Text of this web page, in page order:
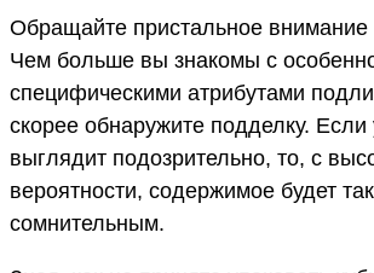
Обращайте пристальное внимание
Чем больше вы знакомы с
специфическими атрибутами
скорее обнаружите подделку. Если
выглядит подозрительно, то, с
вероятности, содержимое будет
сомнительным.